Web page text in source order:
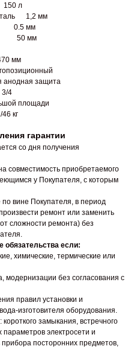
л
1,2 мм
мм
50 мм
мм
защита
4
площади
кг
гарантии
со дня получения
совместимость приобретаемого
у Покупателя, с которым
вине Покупателя, в период
ремонт или заменить
сложности ремонта) без
обязательства если:
химические, термические или
без согласования с
правил установки и
изготовителя оборудования.
замыкания, встречного
электросети и
посторонних предметов,